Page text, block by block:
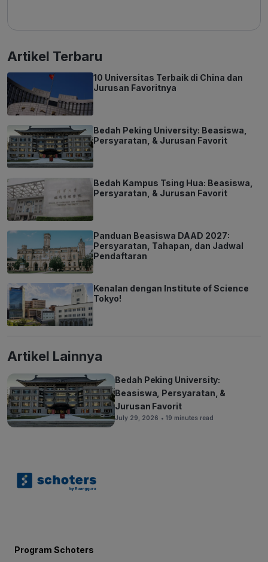
Artikel Terbaru
10 Universitas Terbaik di China dan
Jurusan Favoritnya
Bedah Peking University: Beasiswa,
Persyaratan, & Jurusan Favorit
Bedah Kampus Tsing Hua: Beasiswa,
Persyaratan, & Jurusan Favorit
Panduan Beasiswa DAAD 2027:
Persyaratan, Tahapan, dan Jadwal
Pendaftaran
Kenalan dengan Institute of Science
Tokyo!
Artikel Lainnya
Bedah Peking University:
Beasiswa, Persyaratan, &
Jurusan Favorit
July 29, 2026 • 19 minutes read
Program Schoters